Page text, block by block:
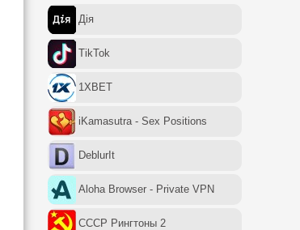
Дія
TikTok
1XBET
iKamasutra - Sex Positions
DeblurIt
Aloha Browser - Private VPN
СССР Рингтоны 2